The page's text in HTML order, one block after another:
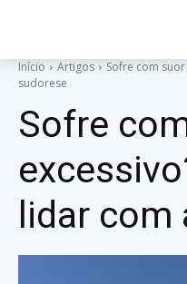
Início Artigos
Sofre com
sudorese
Sofre
lidar